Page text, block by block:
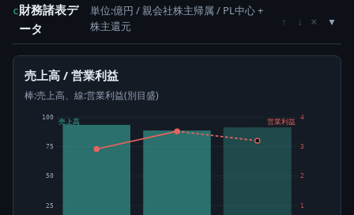
c財務諸表デ
ータ
単位:億円 / 親会社株主帰属 / PL中心 +
株主還元
↑ ↓ ×
売上高 / 営業利益
棒:売上高、線:営業利益(別目盛)
25
50
75
100
1
2
3
4
売上高 営業利益